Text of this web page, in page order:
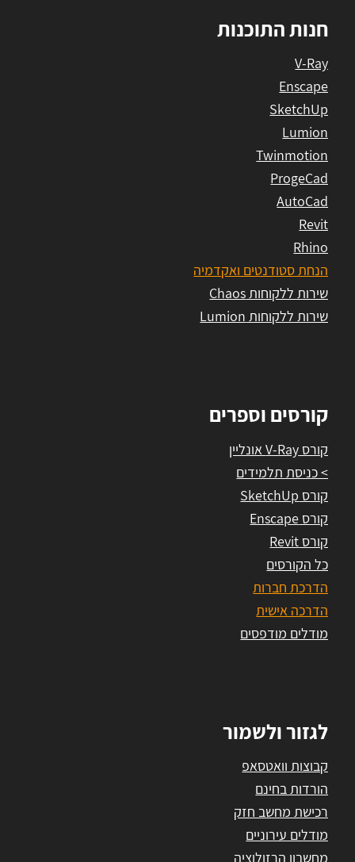
חנות התוכנות
V-Ray
Enscape
SketchUp
Lumion
Twinmotion
ProgeCad
AutoCad
Revit
Rhino
הנחת סטודנטים ואקדמיה
שירות ללקוחות Chaos
שירות ללקוחות Lumion
קורסים וספרים
קורס V-Ray אונליין
> כניסת תלמידים
קורס SketchUp
קורס Enscape
קורס Revit
כל הקורסים
הדרכת חברות
הדרכה אישית
מודלים מודפסים
לגזור ולשמור
קבוצות וואטסאפ
הורדות בחינם
רכישת מחשב חזק
מודלים עירוניים
מחשבון הרזולוציה